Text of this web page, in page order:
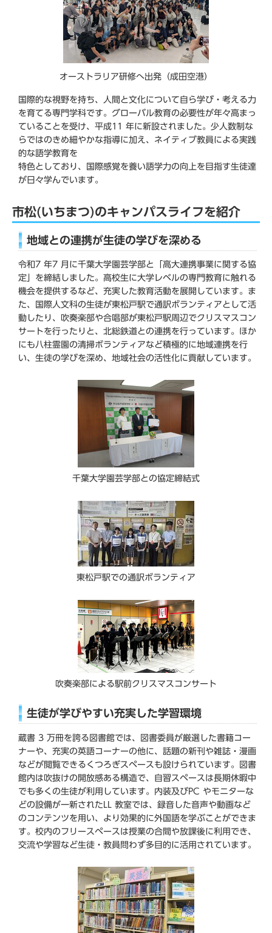
オーストラリア研修へ出発（成田空港）
国際的な視野を持ち、人間と文化について自ら学び・考える力
を育てる専門学科です。グローバル教育の必要性が年々高まっ
ていることを受け、平成11 年に新設されました。少人数制な
らではのきめ細やかな指導に加え、ネイティブ教員による実践
的な語学教育を
特色としており、国際感覚を養い語学力の向上を目指す生徒達
が日々学んでいます。
市松(いちまつ)のキャンパスライフを紹介
地域との連携が生徒の学びを深める
令和7 年7 月に千葉大学園芸学部と「高大連携事業に関する協
定」を締結しました。高校生に大学レベルの専門教育に触れる
機会を提供するなど、充実した教育活動を展開しています。ま
た、国際人文科の生徒が東松戸駅で通訳ボランティアとして活
動したり、吹奏楽部や合唱部が東松戸駅周辺でクリスマスコン
サートを行ったりと、北総鉄道との連携を行っています。ほか
にも八柱霊園の清掃ボランティアなど積極的に地域連携を行
い、生徒の学びを深め、地域社会の活性化に貢献しています。
千葉大学園芸学部との協定締結式
東松戸駅での通訳ボランティア
吹奏楽部による駅前クリスマスコンサート
生徒が学びやすい充実した学習環境
蔵書 3 万冊を誇る図書館では、図書委員が厳選した書籍コー
ナーや、充実の英語コーナーの他に、話題の新刊や雑誌・漫画
などが閲覧できるくつろぎスペースも設けられています。図書
館内は吹抜けの開放感ある構造で、自習スペースは長期休暇中
でも多くの生徒が利用しています。内装及びPC やモニターな
どの設備が一新されたLL 教室では、録音した音声や動画など
のコンテンツを用い、より効果的に外国語を学ぶことができま
す。校内のフリースペースは授業の合間や放課後に利用でき、
交流や学習など生徒・教員問わず多目的に活用されています。